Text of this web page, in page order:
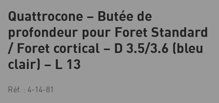
Quattrocone – Butée de
profondeur pour Foret Standard
/ Foret cortical – D 3.5/3.6 (bleu
clair) – L 13
Réf. : 4-14-81